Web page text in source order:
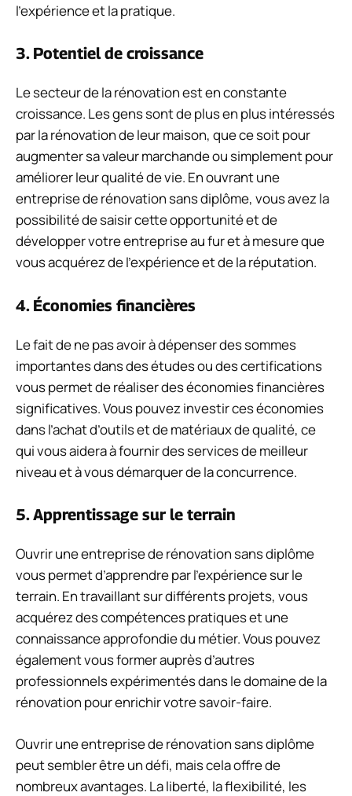
l’expérience et la pratique.
3. Potentiel de croissance
Le secteur de la rénovation est en constante
croissance. Les gens sont de plus en plus intéressés
par la rénovation de leur maison, que ce soit pour
augmenter sa valeur marchande ou simplement pour
améliorer leur qualité de vie. En ouvrant une
entreprise de rénovation sans diplôme, vous avez la
possibilité de saisir cette opportunité et de
développer votre entreprise au fur et à mesure que
vous acquérez de l’expérience et de la réputation.
4. Économies financières
Le fait de ne pas avoir à dépenser des sommes
importantes dans des études ou des certifications
vous permet de réaliser des économies financières
significatives. Vous pouvez investir ces économies
dans l’achat d’outils et de matériaux de qualité, ce
qui vous aidera à fournir des services de meilleur
niveau et à vous démarquer de la concurrence.
5. Apprentissage sur le terrain
Ouvrir une entreprise de rénovation sans diplôme
vous permet d’apprendre par l’expérience sur le
terrain. En travaillant sur différents projets, vous
acquérez des compétences pratiques et une
connaissance approfondie du métier. Vous pouvez
également vous former auprès d’autres
professionnels expérimentés dans le domaine de la
rénovation pour enrichir votre savoir-faire.
Ouvrir une entreprise de rénovation sans diplôme
peut sembler être un défi, mais cela offre de
nombreux avantages. La liberté, la flexibilité, les